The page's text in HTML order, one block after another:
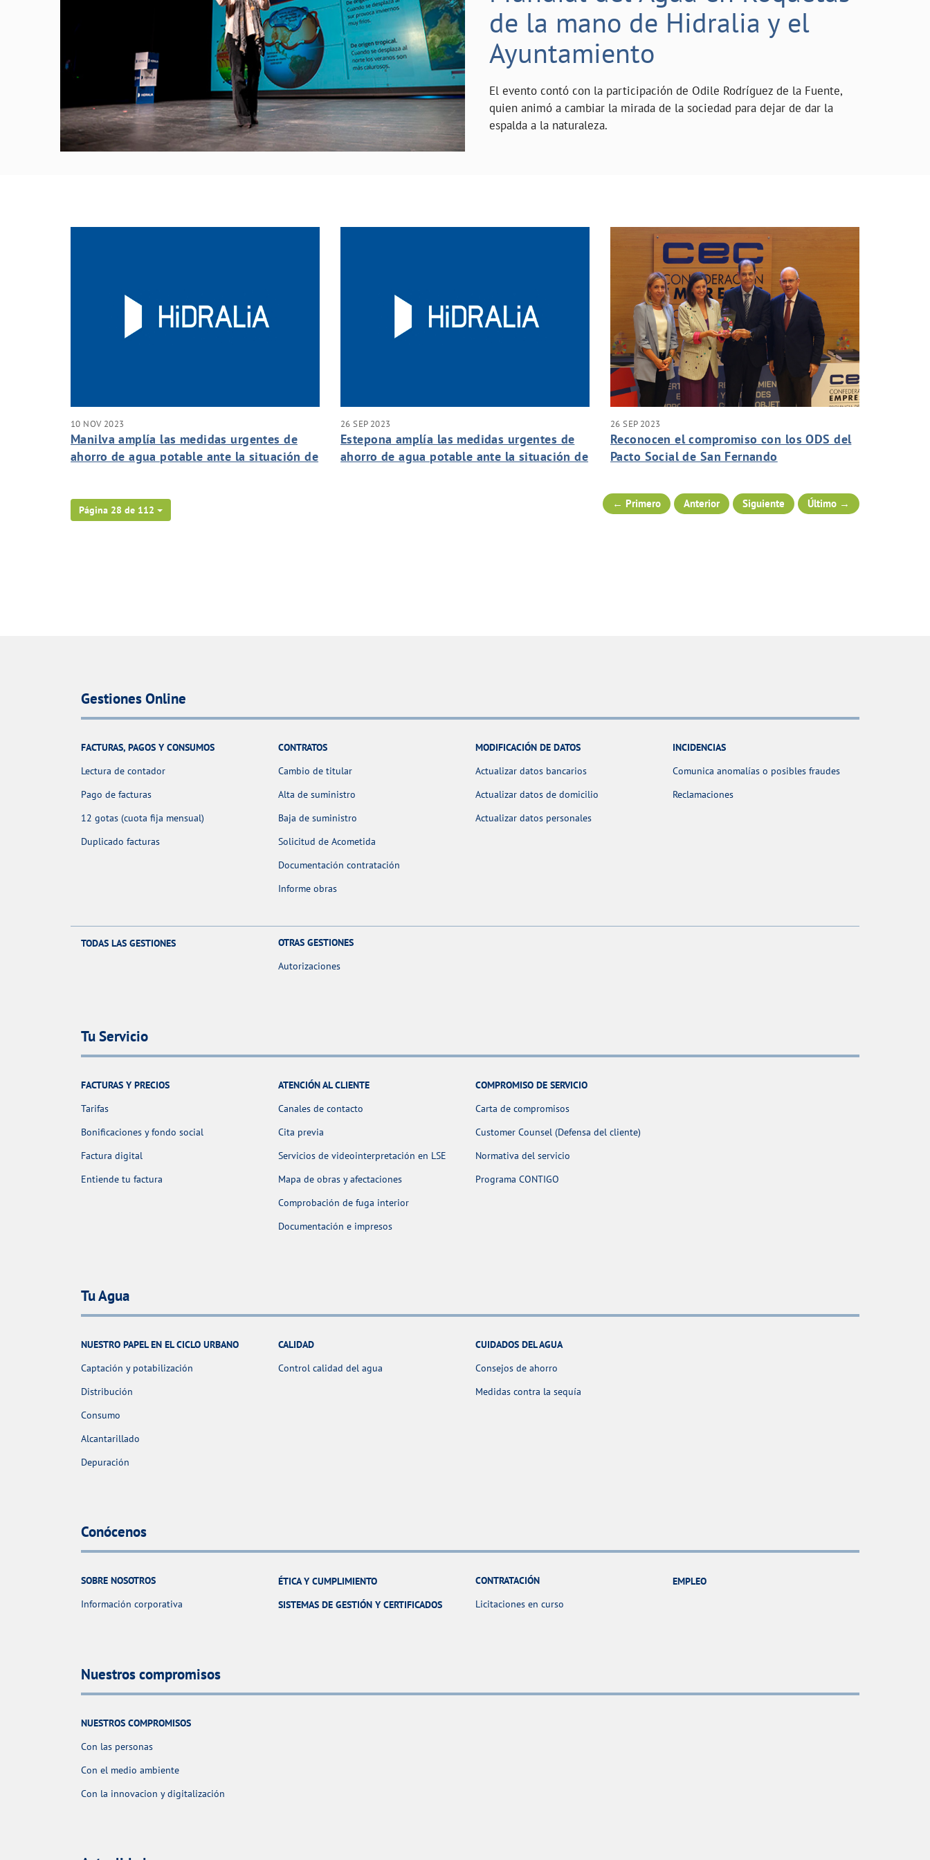
de la mano de Hidralia y el
Ayuntamiento
El evento contó con la participación de Odile Rodríguez de la Fuente,
quien animó a cambiar la mirada de la sociedad para dejar de dar la
espalda a la naturaleza.
10 NOV 2023
Manilva amplía las medidas urgentes de
ahorro de agua potable ante la situación de
26 SEP 2023
Estepona amplía las medidas urgentes de
ahorro de agua potable ante la situación de
26 SEP 2023
Reconocen el compromiso con los ODS del
Pacto Social de San Fernando
Página 28 de 112
← Primero Anterior Siguiente Último →
Gestiones Online
FACTURAS, PAGOS Y CONSUMOS
Lectura de contador
Pago de facturas
12 gotas (cuota fija mensual)
Duplicado facturas
CONTRATOS
Cambio de titular
Alta de suministro
Baja de suministro
Solicitud de Acometida
Documentación contratación
Informe obras
MODIFICACIÓN DE DATOS
Actualizar datos bancarios
Actualizar datos de domicilio
Actualizar datos personales
INCIDENCIAS
Comunica anomalías o posibles fraudes
Reclamaciones
TODAS LAS GESTIONES
OTRAS GESTIONES
Autorizaciones
Tu Servicio
FACTURAS Y PRECIOS
Tarifas
Bonificaciones y fondo social
Factura digital
Entiende tu factura
ATENCIÓN AL CLIENTE
Canales de contacto
Cita previa
Servicios de videointerpretación en LSE
Mapa de obras y afectaciones
Comprobación de fuga interior
Documentación e impresos
COMPROMISO DE SERVICIO
Carta de compromisos
Customer Counsel (Defensa del cliente)
Normativa del servicio
Programa CONTIGO
Tu Agua
NUESTRO PAPEL EN EL CICLO URBANO
Captación y potabilización
Distribución
Consumo
Alcantarillado
Depuración
CALIDAD
Control calidad del agua
CUIDADOS DEL AGUA
Consejos de ahorro
Medidas contra la sequía
Conócenos
SOBRE NOSOTROS
Información corporativa
ÉTICA Y CUMPLIMIENTO
SISTEMAS DE GESTIÓN Y CERTIFICADOS
CONTRATACIÓN
Licitaciones en curso
EMPLEO
Nuestros compromisos
NUESTROS COMPROMISOS
Con las personas
Con el medio ambiente
Con la innovacion y digitalización